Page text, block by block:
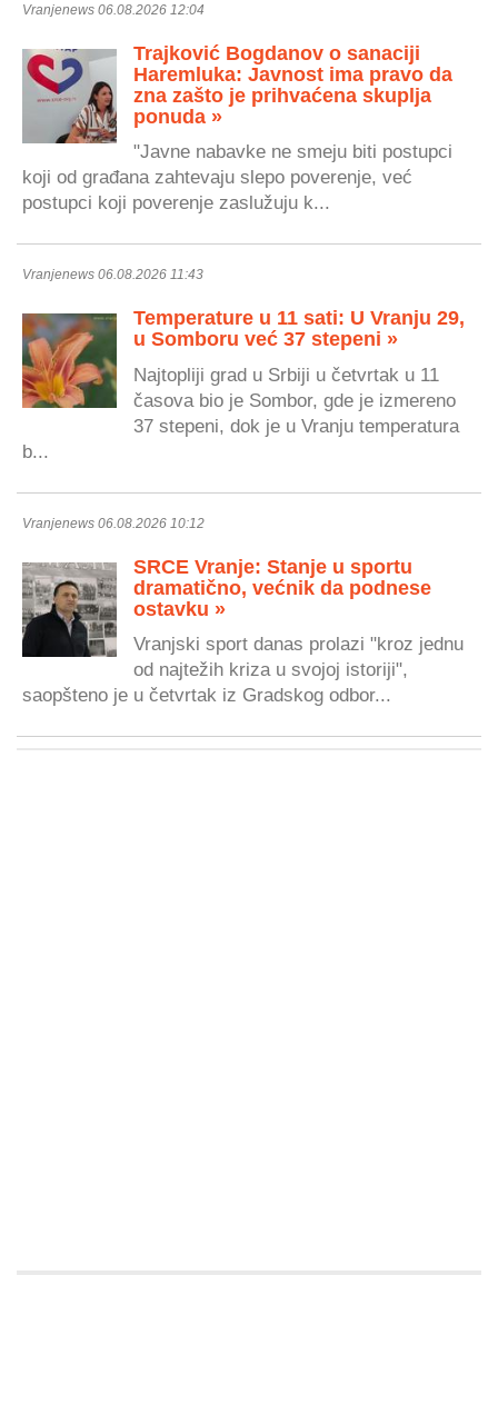
Vranjenews 06.08.2026 12:04
Trajković Bogdanov o sanaciji
Haremluka: Javnost ima pravo da
zna zašto je prihvaćena skuplja
ponuda »
"Javne nabavke ne smeju biti postupci
koji od građana zahtevaju slepo poverenje, već
postupci koji poverenje zaslužuju k...
Vranjenews 06.08.2026 11:43
Temperature u 11 sati: U Vranju 29,
u Somboru već 37 stepeni »
Najtopliji grad u Srbiji u četvrtak u 11
časova bio je Sombor, gde je izmereno
37 stepeni, dok je u Vranju temperatura
b...
Vranjenews 06.08.2026 10:12
SRCE Vranje: Stanje u sportu
dramatično, većnik da podnese
ostavku »
Vranjski sport danas prolazi "kroz jednu
od najtežih kriza u svojoj istoriji",
saopšteno je u četvrtak iz Gradskog odbor...